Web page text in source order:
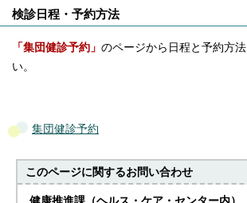
検診日程・予約方法
「集団健診予約」 のページから日程と予約方
い。
集団健診予約
このページに関するお問い合わせ